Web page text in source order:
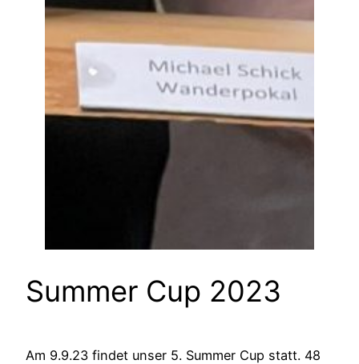
Summer Cup 2023
Am 9.9.23 findet unser 5. Summer Cup statt. 48